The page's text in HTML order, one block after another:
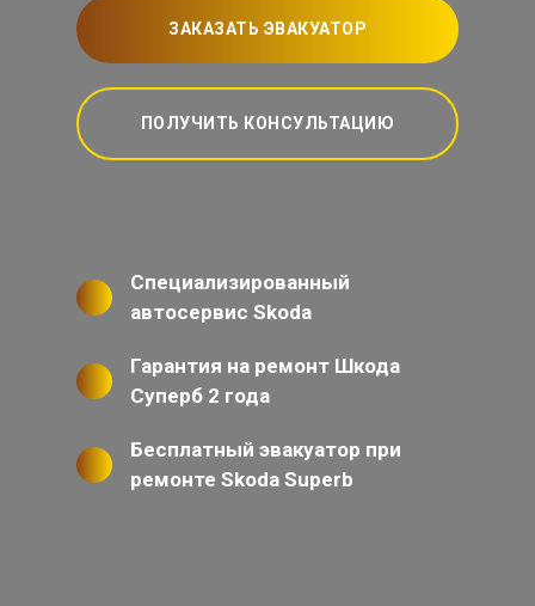
ЗАКАЗАТЬ ЭВАКУАТОР
ПОЛУЧИТЬ КОНСУЛЬТАЦИЮ
Специализированный
автосервис Skoda
Гарантия на ремонт Шкода
Суперб 2 года
Бесплатный эвакуатор при
ремонте Skoda Superb